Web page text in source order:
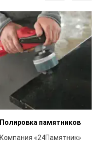
Полировка памятников
Компания «24Памятник»